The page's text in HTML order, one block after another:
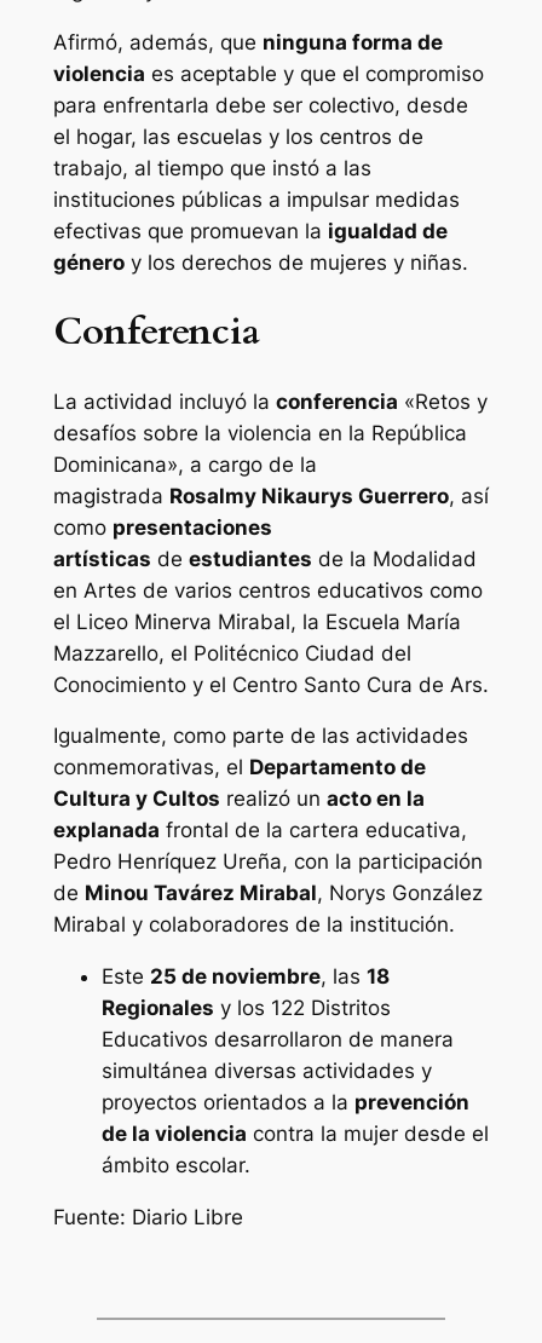
Afirmó, además, que ninguna forma de
violencia es aceptable y que el compromiso
para enfrentarla debe ser colectivo, desde
el hogar, las escuelas y los centros de
trabajo, al tiempo que instó a las
instituciones públicas a impulsar medidas
efectivas que promuevan la igualdad de
géneroy los derechos de mujeres y niñas.
Conferencia
La actividad incluyó la conferencia «Retos y
desafíos sobre la violencia en la República
Dominicana», a cargo de la
magistrada Rosalmy Nikaurys Guerrero, así
como presentaciones
artísticas de estudiantes de la Modalidad
en Artes de varios centros educativos como
el Liceo Minerva Mirabal, la Escuela María
Mazzarello, el Politécnico Ciudad del
Conocimiento y el Centro Santo Cura de Ars.
Igualmente, como parte de las actividades
conmemorativas, el Departamento de
Cultura y Cultos realizó un acto en la
explanada frontal de la cartera educativa,
Pedro Henríquez Ureña, con la participación
de Minou Tavárez Mirabal, Norys González
Mirabal y colaboradores de la institución.
Este 25 de noviembre, las 18
Regionales y los 122 Distritos
Educativos desarrollaron de manera
simultánea diversas actividades y
proyectos orientados a la prevención
de la violencia contra la mujer desde el
ámbito escolar.
Fuente: Diario Libre